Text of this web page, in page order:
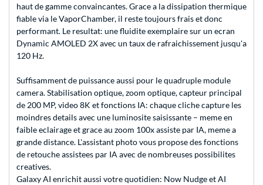
haut de gamme convaincantes. Grace a la dissipation thermique
fiable via le VaporChamber, il reste toujours frais et donc
performant. Le resultat: une fluidite exemplaire sur un ecran
Dynamic AMOLED 2X avec un taux de rafraichissement jusqu'a
120 Hz.
Suffisamment de puissance aussi pour le quadruple module
camera. Stabilisation optique, zoom optique, capteur principal
de 200 MP, video 8K et fonctions IA: chaque cliche capture les
moindres details avec une luminosite saisissante – meme en
faible eclairage et grace au zoom 100x assiste par IA, meme a
grande distance. L'assistant photo vous propose des fonctions
de retouche assistees par IA avec de nombreuses possibilites
creatives.
Galaxy AI enrichit aussi votre quotidien: Now Nudge et AI